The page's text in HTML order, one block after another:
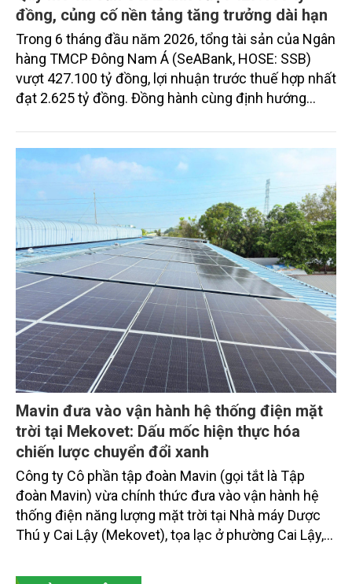
đồng, củng cố nền tảng tăng trưởng dài hạn
Trong 6 tháng đầu năm 2026, tổng tài sản của Ngân
hàng TMCP Đông Nam Á (SeABank, HOSE: SSB)
vượt 427.100 tỷ đồng, lợi nhuận trước thuế hợp nhất
đạt 2.625 tỷ đồng. Đồng hành cùng định hướng
SeABank tiếp tục duy trì hoạt động hiệu quả, mở
rộng tín dụng, củng cố nguồn vốn và đảm bảo các
chỉ tiêu an toàn.
Mavin đưa vào vận hành hệ thống điện mặt
trời tại Mekovet: Dấu mốc hiện thực hóa
chiến lược chuyển đổi xanh
Công ty Cô phần tập đoàn Mavin (gọi tắt là Tập
đoàn Mavin) vừa chính thức đưa vào vận hành hệ
thống điện năng lượng mặt trời tại Nhà máy Dược
Thú y Cai Lậy (Mekovet), tọa lạc ở phường Cai Lậy,